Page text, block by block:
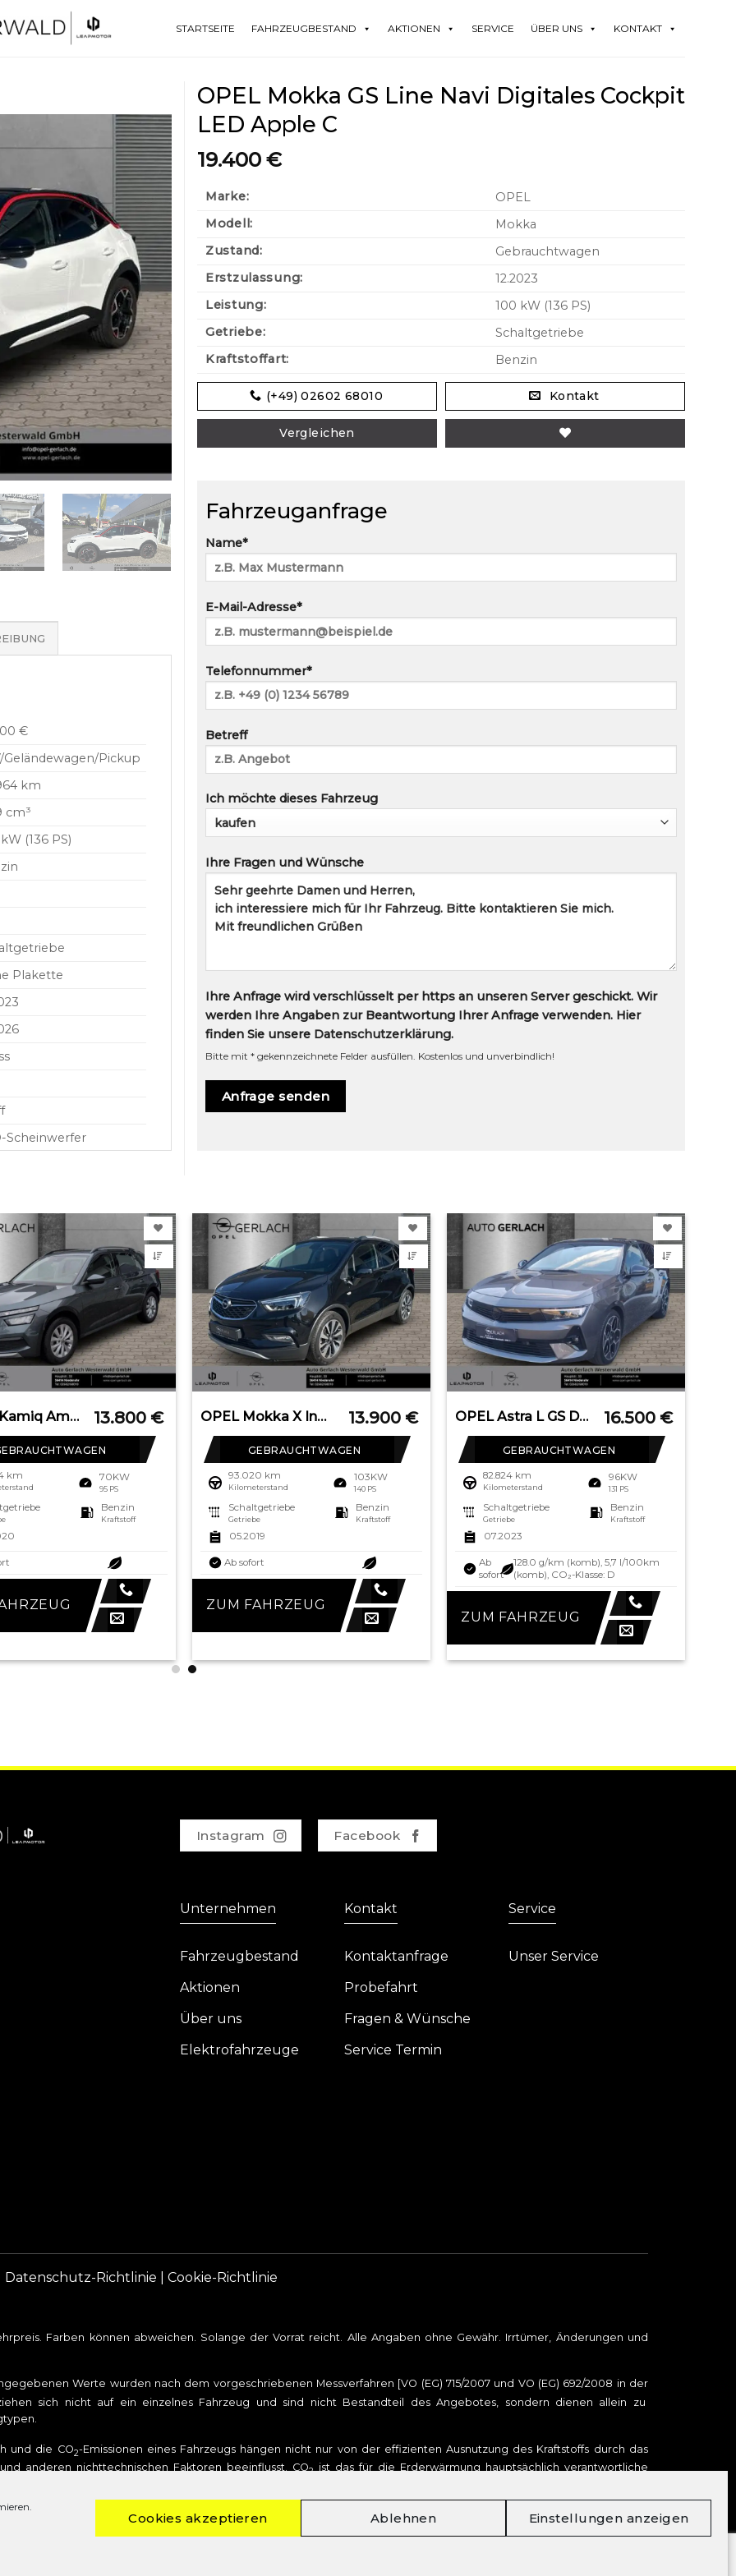
Cookies akzeptieren Ablehnen Einstellungen anzeigen
STARTSEITE FAHRZEUGBESTAND AKTIONEN SERVICE ÜBER UNS KONTAKT
€
Geländewagen/Pickup
km
cm³
(136 PS)
Plakette
Scheinwerfer
OPEL Mokka GS Line Navi Digitales Cockpit
LED Apple C
19.400 €
Marke:
OPEL
Modell:
Mokka
Zustand:
Gebrauchtwagen
Erstzulassung:
12.2023
Leistung:
100 kW (136 PS)
Getriebe:
Schaltgetriebe
Kraftstoffart:
Benzin
(+49) 02602 68010 Kontakt
Vergleichen
Fahrzeuganfrage
Name*
E-Mail-Adresse*
Telefonnummer*
Betreff
Ich möchte dieses Fahrzeug
Ihre Fragen und Wünsche
Ihre Anfrage wird verschlüsselt per https an unseren Server geschickt. Wir
werden Ihre Angaben zur Beantwortung Ihrer Anfrage verwenden. Hier
finden Sie unsere Datenschutzerklärung.
Bitte mit * gekennzeichnete Felder ausfüllen. Kostenlos und unverbindlich!
Bitte lasse dieses Feld leer.
SKODA Kamiq Ambition 1.0 TSI EU6d-T LED Sperrdiff. DAB 13.800 €
km 70KW
95 PS
Benzin
Kraftstoff
OPEL Mokka X Innovation AHK-abnehmbar Start Stop Navi 13.900 €
GEBRAUCHTWAGEN
93.020 km
Kilometerstand
103KW
140 PS
Schaltgetriebe
Getriebe
Benzin
Kraftstoff
05.2019
Ab sofort
ZUM FAHRZEUG
OPEL Astra L GS Digitales Cockpit 360 Kamera LED Appl 16.500 €
GEBRAUCHTWAGEN
82.824 km
Kilometerstand
96KW
131 PS
Schaltgetriebe
Getriebe
Benzin
Kraftstoff
07.2023
Ab
sofort
128.0 g/km (komb), 5,7 l/100km
(komb), CO₂-Klasse: D
ZUM FAHRZEUG
Instagram Facebook
Unternehmen
Fahrzeugbestand
Aktionen
Über uns
Elektrofahrzeuge
Kontakt
Kontaktanfrage
Probefahrt
Fragen & Wünsche
Service Termin
Service
Unser Service
Datenschutz-Richtlinie |Cookie-Richtlinie
Farben können abweichen. Solange der Vorrat reicht. Alle Angaben ohne Gewähr. Irrtümer, Änderungen und
Werte wurden nach dem vorgeschriebenen Messverfahren [VO (EG) 715/2007 und VO (EG) 692/2008 in der
sich nicht auf ein einzelnes Fahrzeug und sind nicht Bestandteil des Angebotes, sondern dienen allein zu
und die CO2-Emissionen eines Fahrzeugs hängen nicht nur von der effizienten Ausnutzung des Kraftstoffs durch das
anderen nichttechnischen Faktoren beeinflusst. CO2 ist das für die Erderwärmung hauptsächlich verantwortliche
neuer Personenkraftwagen“ entnommen werden, der bei uns oder unterwww.dat.deunentgeltlich erhältlich
– Pkw-EnVKV.